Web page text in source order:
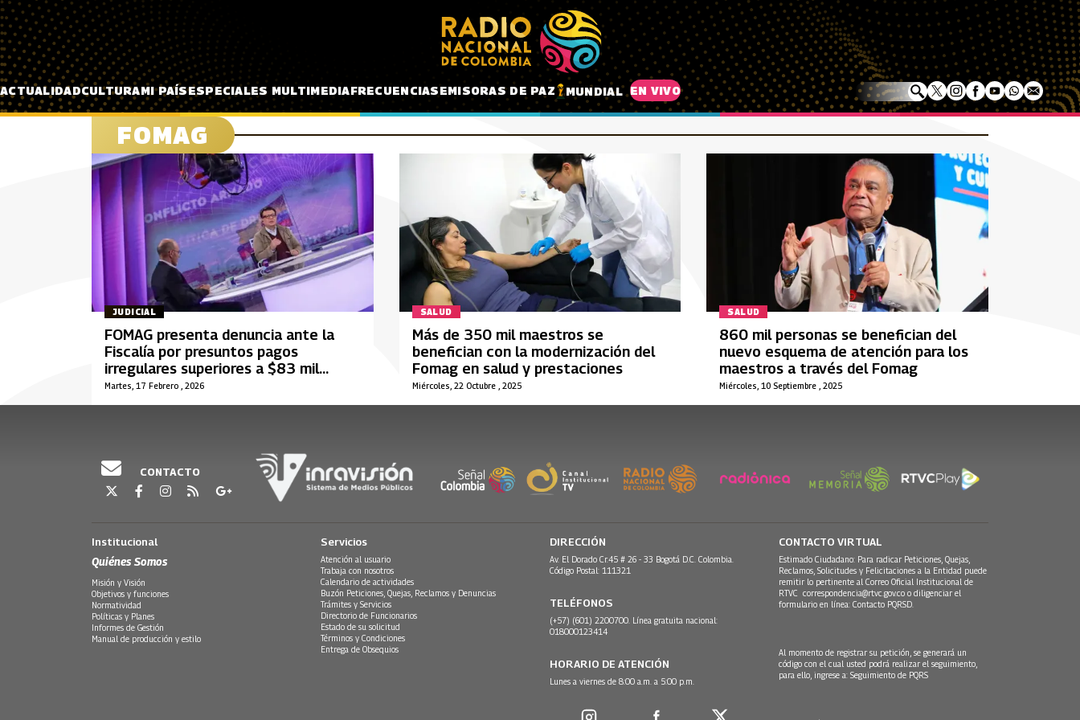
Pasar al contenido principal
ACTUALIDADCULTURAMI PAÍSESPECIALES MULTIMEDIAFRECUENCIASEMISORAS DE PAZ MUNDIAL EN VIVO
FOMAG
JUDICIAL
Martes, 17 Febrero , 2026
FOMAG presenta denuncia ante la
Fiscalía por presuntos pagos
irregulares superiores a $83 mil
millones entre 2024 y 2025
SALUD
Miércoles, 22 Octubre , 2025
Más de 350 mil maestros se
benefician con la modernización del
Fomag en salud y prestaciones
SALUD
Miércoles, 10 Septiembre , 2025
860 mil personas se benefician del
nuevo esquema de atención para los
maestros a través del Fomag
CONTACTO
Institucional
Quiénes Somos
Misión y Visión
Objetivos y funciones
Normatividad
Políticas y Planes
Informes de Gestión
Manual de producción y estilo
Servicios
Atención al usuario
Trabaja con nosotros
Calendario de actividades
Buzón Peticiones, Quejas, Reclamos y Denuncias
Trámites y Servicios
Directorio de Funcionarios
Estado de su solicitud
Términos y Condiciones
Entrega de Obsequios
DIRECCIÓN
Av. El Dorado Cr.45 # 26 - 33 Bogotá D.C. Colombia.
Código Postal: 111321
TELÉFONOS
(+57) (601) 2200700. Línea gratuita nacional:
018000123414
HORARIO DE ATENCIÓN
Lunes a viernes de 8:00 a.m. a 5:00 p.m.
CONTACTO VIRTUAL
Estimado Ciudadano: Para radicar Peticiones, Quejas,
Reclamos, Solicitudes y Felicitaciones a la Entidad puede
remitir lo pertinente al Correo Oficial Institucional de
RTVC correspondencia@rtvc.gov.co o diligenciar el
formulario en línea: Contacto PQRSD.
Al momento de registrar su petición, se generará un
código con el cual usted podrá realizar el seguimiento,
para ello, ingrese a: Seguimiento de PQRS